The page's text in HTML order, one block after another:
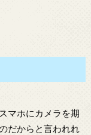
マホにカメラを期
だからと言われれ